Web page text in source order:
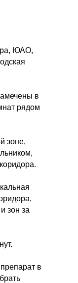
ЮАО,
в
рядом
зоне,
зон за
в